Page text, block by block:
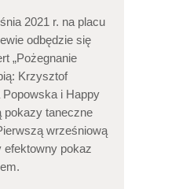
2021 r. na placu
odbędzie się
„Pożegnanie
Krzysztof
i Happy
pokazy taneczne
wrześniową
efektowny pokaz